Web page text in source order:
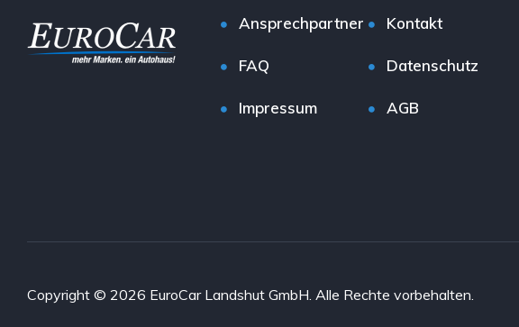
Ansprechpartner Kontakt
FAQ Datenschutz
Impressum AGB
Copyright © 2026 EuroCar Landshut GmbH. Alle Rechte vorbehalten.